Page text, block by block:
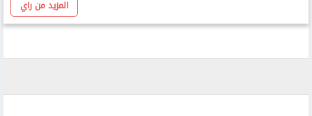
المزيد من راي